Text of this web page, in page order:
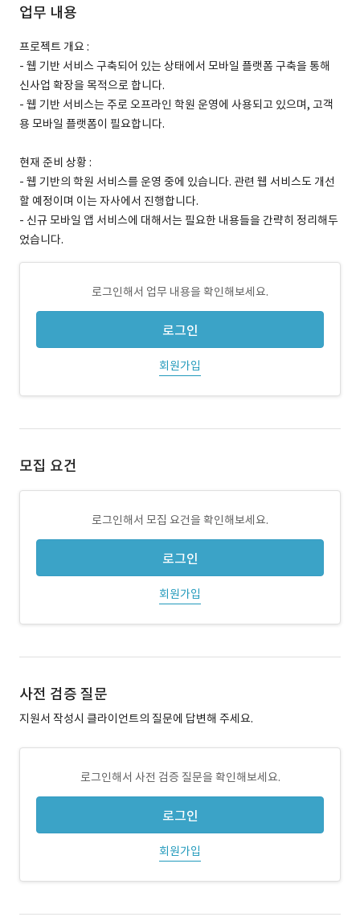
업무 내용
프로젝트 개요 :
- 웹 기반 서비스 구축되어 있는 상태에서 모바일 플랫폼 구축을 통해
신사업 확장을 목적으로 합니다.
- 웹 기반 서비스는 주로 오프라인 학원 운영에 사용되고 있으며, 고객
용 모바일 플랫폼이 필요합니다.
현재 준비 상황 :
- 웹 기반의 학원 서비스를 운영 중에 있습니다. 관련 웹 서비스도 개선
할 예정이며 이는 자사에서 진행합니다.
- 신규 모바일 앱 서비스에 대해서는 필요한 내용들을 간략히 정리해두
었습니다.
로그인해서 업무 내용을 확인해보세요.
로그인
회원가입
모집 요건
로그인해서 모집 요건을 확인해보세요.
로그인
회원가입
사전 검증 질문
지원서 작성시 클라이언트의 질문에 답변해 주세요.
로그인해서 사전 검증 질문을 확인해보세요.
로그인
회원가입